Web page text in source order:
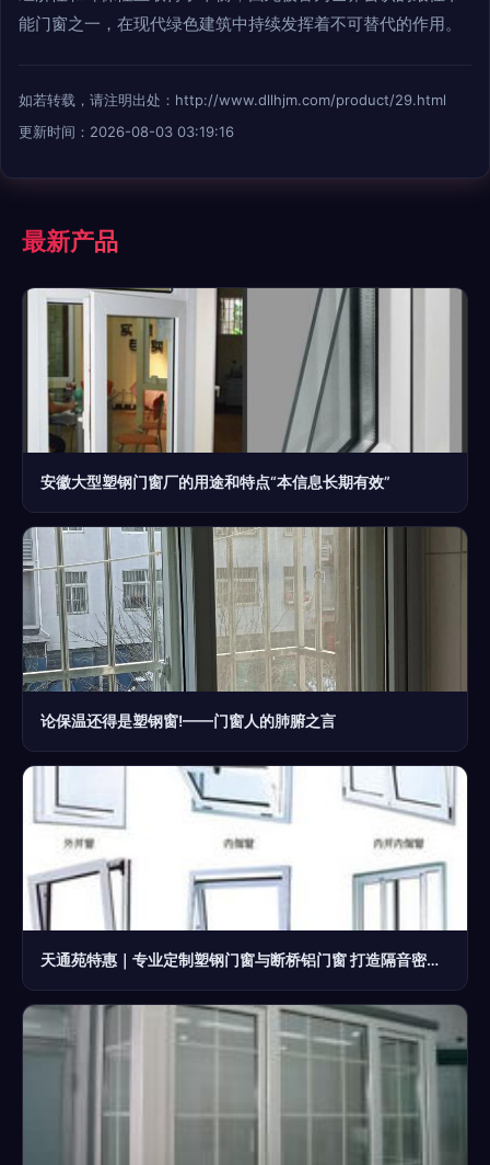
能门窗之一，在现代绿色建筑中持续发挥着不可替代的作用。
如若转载，请注明出处：http://www.dllhjm.com/product/29.html
更新时间：2026-08-03 03:19:16
最新产品
安徽大型塑钢门窗厂的用途和特点“本信息长期有效”
论保温还得是塑钢窗!——门窗人的肺腑之言
天通苑特惠｜专业定制塑钢门窗与断桥铝门窗 打造隔音密封的舒适阳台与隔断空间